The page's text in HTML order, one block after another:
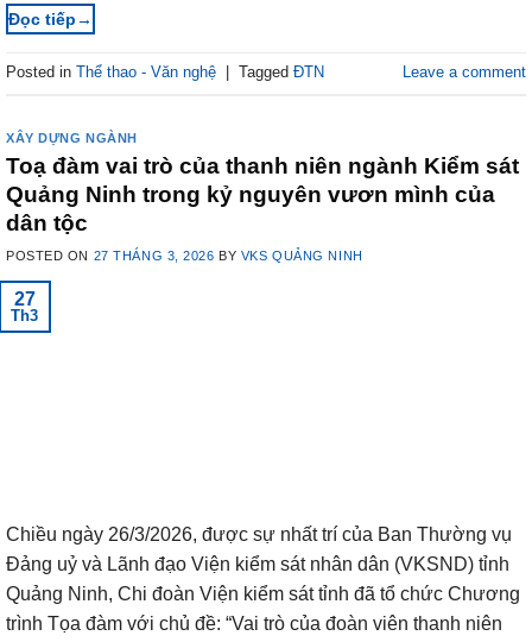
→
Posted in Thể thao - Văn nghệ Tagged ĐTN Leave a comment
XÂY DỰNG NGÀNH
Toạ đàm vai trò của thanh niên ngành Kiểm sát
Quảng Ninh trong kỷ nguyên vươn mình của
dân tộc
POSTED ON 27 THÁNG 3, 2026 BY VKS QUẢNG NINH
27
Th3
Chiều ngày 26/3/2026, được sự nhất trí của Ban Thường vụ
Đảng uỷ và Lãnh đạo Viện kiểm sát nhân dân (VKSND) tỉnh
Quảng Ninh, Chi đoàn Viện kiểm sát tỉnh đã tổ chức Chương
trình Tọa đàm với chủ đề: “Vai trò của đoàn viên thanh niên